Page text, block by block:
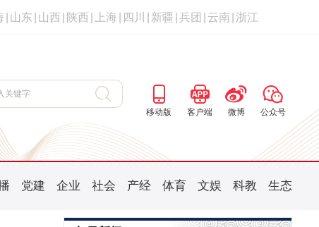
山东 山西 陕西 上海 四川 新疆 兵团 云南 浙江
移动版 客户端 微博 公众号
党建 企业 社会 产经 体育 文娱 科教 生态